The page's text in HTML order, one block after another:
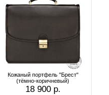
Кожаный портфель "Брест"
(тёмно-коричневый)
18 900 р.